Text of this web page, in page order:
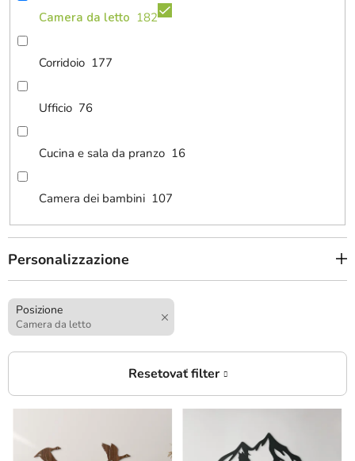
Camera da letto 182
Corridoio 177
Ufficio 76
Cucina e sala da pranzo 16
Camera dei bambini 107
Personalizzazione
Posizione
Camera da letto
E